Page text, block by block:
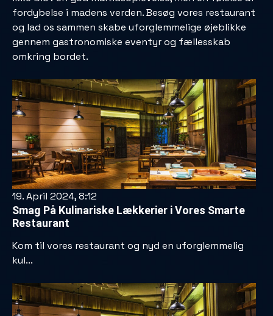
fordybelse i madens verden. Besøg vores restaurant
og lad os sammen skabe uforglemmelige øjeblikke
gennem gastronomiske eventyr og fællesskab
omkring bordet.
19. April 2024, 8:12
Smag På Kulinariske Lækkerier i Vores Smarte
Restaurant
Kom til vores restaurant og nyd en uforglemmelig
kul...